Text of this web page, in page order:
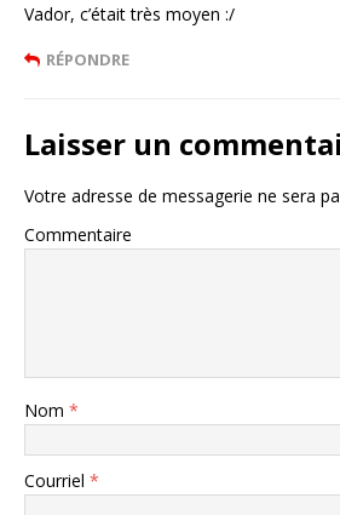
Vador, c’était très moyen :/
RÉPONDRE
Laisser un
Votre adresse de messagerie ne sera
Commentaire
Nom *
Courriel *